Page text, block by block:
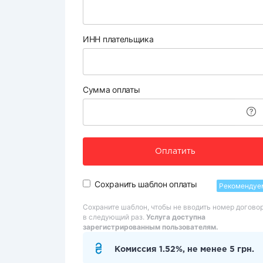
ИНН плательщика
Сумма оплаты
Оплатить
Сохранить шаблон оплаты
Сохраните шаблон, чтобы не вводить номер
в следующий раз. Услуга доступна
зарегистрированным пользователям.
Комиссия 1.52%, не менее 5 грн.